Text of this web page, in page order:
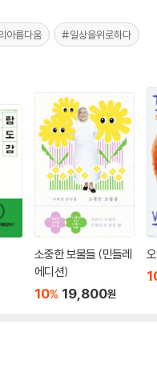
아름다움 #일상을위로하다
소중한 보물들 (민들레
에디션)
10% 19,800원